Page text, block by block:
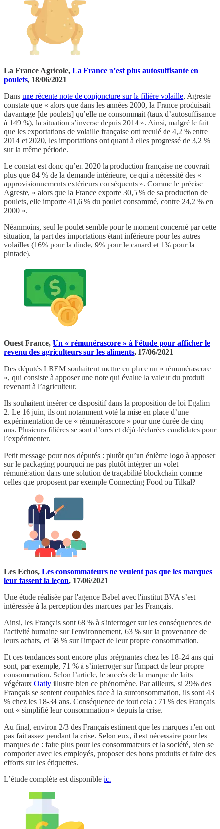
La France Agricole, La France n’est plus autosuffisante en
poulets, 18/06/2021
Dans une récente note de conjoncture sur la filière volaille, Agreste
constate que « alors que dans les années 2000, la France produisait
davantage [de poulets] qu’elle ne consommait (taux d’autosuffisance
à 149 %), la situation s’inverse depuis 2014 ». Ainsi, malgré le fait
que les exportations de volaille française ont reculé de 4,2 % entre
2014 et 2020, les importations ont quant à elles progressé de 3,2 %
sur la même période.
Le constat est donc qu’en 2020 la production française ne couvrait
plus que 84 % de la demande intérieure, ce qui a nécessité des «
approvisionnements extérieurs conséquents ». Comme le précise
Agreste, « alors que la France exporte 30,5 % de sa production de
poulets, elle importe 41,6 % du poulet consommé, contre 24,2 % en
2000 ».
Néanmoins, seul le poulet semble pour le moment concerné par cette
situation, la part des importations étant inférieure pour les autres
volailles (16% pour la dinde, 9% pour le canard et 1% pour la
pintade).
Ouest France, Un « rémunérascore » à l’étude pour afficher le
revenu des agriculteurs sur les aliments, 17/06/2021
Des députés LREM souhaitent mettre en place un « rémunérascore
», qui consiste à apposer une note qui évalue la valeur du produit
revenant à l’agriculteur.
Ils souhaitent insérer ce dispositif dans la proposition de loi Egalim
2. Le 16 juin, ils ont notamment voté la mise en place d’une
expérimentation de ce « rémunérascore » pour une durée de cinq
ans. Plusieurs filières se sont d’ores et déjà déclarées candidates pour
l’expérimenter.
Petit message pour nos députés : plutôt qu’un énième logo à apposer
sur le packaging pourquoi ne pas plutôt intégrer un volet
rémunération dans une solution de traçabilité blockchain comme
celles que proposent par exemple Connecting Food ou Tilkal?
Les Echos, Les consommateurs ne veulent pas que les marques
leur fassent la leçon, 17/06/2021
Une étude réalisée par l'agence Babel avec l'institut BVA s’est
intéressée à la perception des marques par les Français.
Ainsi, les Français sont 68 % à s'interroger sur les conséquences de
l'activité humaine sur l'environnement, 63 % sur la provenance de
leurs achats, et ​58 % sur l'impact de leur propre consommation.
Et ces tendances sont encore plus prégnantes chez les 18-24 ans qui
sont, par exemple, 71 % à s’interroger sur l'impact de leur propre
consommation. Selon l’article, le succès de la marque de laits
végétaux Oatly illustre bien ce phénomène. Par ailleurs, si 29% des
Français se sentent coupables face à la surconsommation, ils sont 43
% chez les 18-34 ans. Conséquence de tout cela : 71 % des Français
ont « simplifié leur consommation » depuis la crise.
Au final, environ 2/3 des Français estiment que les marques n'en ont
pas fait assez pendant la crise. Selon eux, il est nécessaire pour les
marques de : faire plus pour les consommateurs et la société, bien se
comporter avec les employés, proposer des bons produits et faire des
efforts sur les étiquettes.
L’étude complète est disponible ici